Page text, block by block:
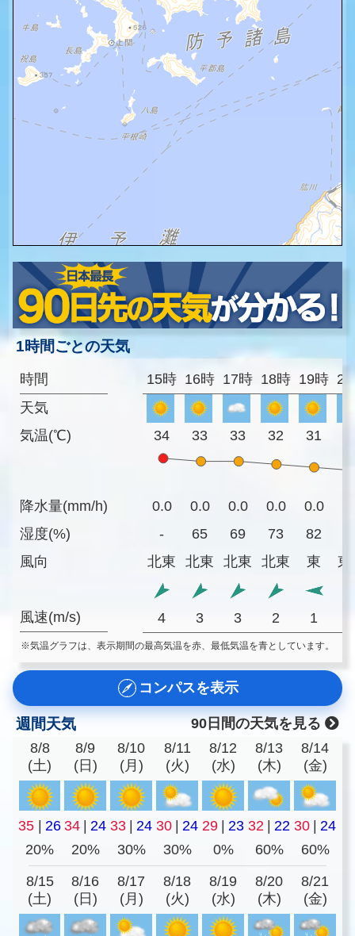
1時間ごとの天気
時間
天気
気温(℃)
降水量(mm/h)
湿度(%)
風向
風速(m/s)
15時 16時 17時 18時 19時
34 33 33 32 31
0.0 0.0 0.0 0.0 0.0
-
65 69 73 82
北東
北東 北東 北東 東 東
4 3 3 2 1
※気温グラフは、表示期間の最高気温を赤、最低気温を青としています。
コンパスを表示
週間天気
90日間の天気を見る
8/8
(土)
8/9
(日)
8/10
(月)
8/11
(火)
8/12
(水)
8/13
(木)
8/14
(金)
35 26 34 24 33 24 30 24 29 23 32 22 30
24
20%
20% 30% 30% 0% 60% 60%
8/15
(土)
8/16
(日)
8/17
(月)
8/18
(火)
8/19
(水)
8/20
(木)
8/21
(金)